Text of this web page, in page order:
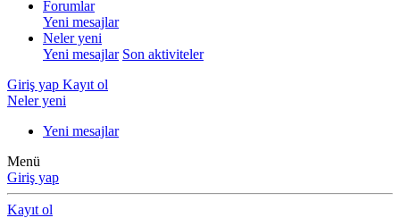
Forumlar
Yeni mesajlar
Neler yeni
Yeni mesajlar Son aktiviteler
Giriş yap Kayıt ol
Neler yeni
Yeni mesajlar
Menü
Giriş yap
Kayıt ol